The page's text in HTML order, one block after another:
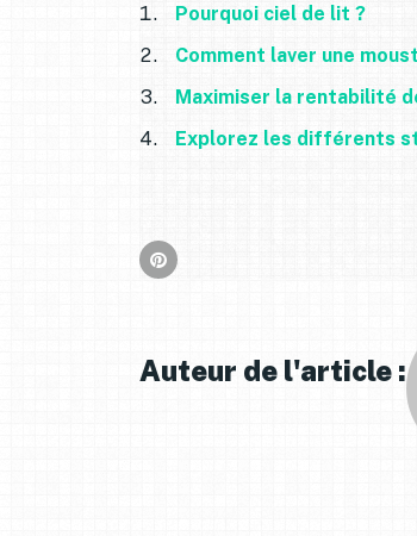
Pourquoi ciel de lit ?
Comment laver une
Maximiser la rentabilité
Explorez les différents
Auteur de l'article :